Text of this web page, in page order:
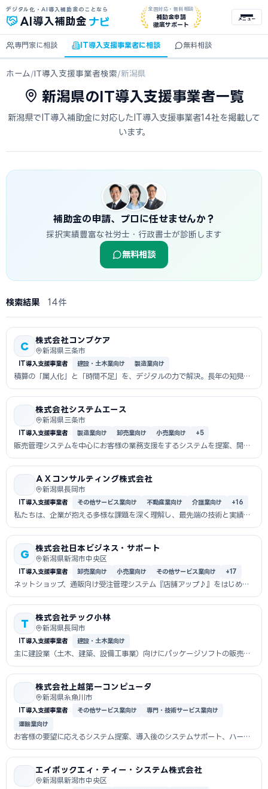
デジタル化・AI導入補助金のことなら
AI 導入補助金 ナビ
全国対応・無料相談
補助金申請
徹底サポート
メニュー
専門家に相談 IT導入支援事業者に相談 無料相談
ホーム /IT導入支援事業者検索/新潟県
新潟県のIT導入支援事業者一覧
新潟県でIT導入補助金に対応したIT導入支援事業者14社を掲載して
います。
補助金の申請、プロに任せませんか？
採択実績豊富な社労士・行政書士が診断します
無料相談
検索結果 14件
C
株式会社コンプケア
新潟県三条市
IT導入支援事業者 建設・土木業向け 製造業向け
積算の「属人化」と「時間不足」を、デジタルの力で解決。長年の知見を
凝縮した建...
株式会社システムエース
新潟県三条市
IT導入支援事業者 製造業向け 卸売業向け 小売業向け +5
販売管理システムを中心にお客様の業務支援をするシステムを提案、開
発、販売、サ...
ＡＸコンサルティング株式会社
新潟県長岡市
IT導入支援事業者 その他サービス業向け 不動産業向け 介護業向け +16
私たちは、企業が抱える多様な課題を深く理解し、最先端の技術と実績に
基づくノウ...
G
株式会社日本ビジネス・サポート
新潟県新潟市中央区
IT導入支援事業者 卸売業向け 小売業向け その他サービス業向け +17
ネットショップ、通販向け受注管理システム『店舗アップ♪』をはじめ、
ネットショッ...
T
株式会社テック小林
新潟県長岡市
IT導入支援事業者 建設・土木業向け
主に建設業（土木、建築、設備工事業）向けにパッケージソフトの販売と
サポートを...
株式会社上越第一コンピュータ
新潟県糸魚川市
IT導入支援事業者 その他サービス業向け
専門・技術サービス業向け
運輸業向け
お客様の要望に応えるシステム提案、導入後のシステムサポート、ハード
ウェアサポ...
エイボックエィ・ティー・システム株式会社
新潟県新潟市中央区